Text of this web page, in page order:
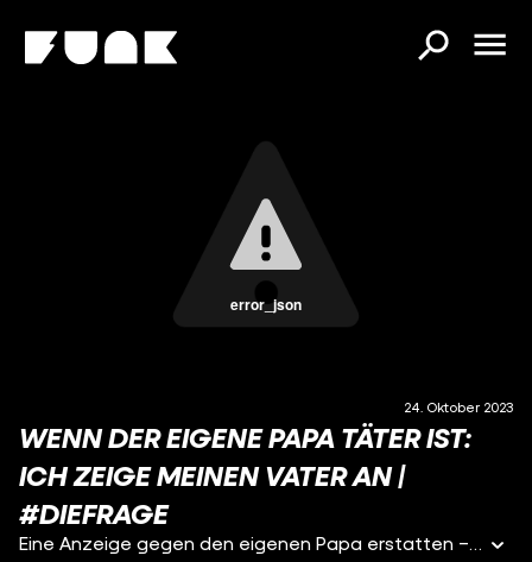
error_json
24. Oktober 2023
WENN DER EIGENE PAPA TÄTER IST:
ICH ZEIGE MEINEN VATER AN |
#DIEFRAGE
Eine Anzeige gegen den eigenen Papa erstatten – das hat Lia* vor. Sie will ein Urteil zu den Taten, die sie in ihrer Kindheit erleben musste. Seit Jahren hat Lia keinen Kontakt zu ihrem Vater, unter einem Vorwand geht sie ihm immer aus dem Weg. Der wahre Grund: Lia hat als Kind sexualisierte Gewalt erfahren. Mit der Anzeige möchte sie ein unabhängiges Urteil darüber, was sie in ihrer Kindheit erlebt hat.